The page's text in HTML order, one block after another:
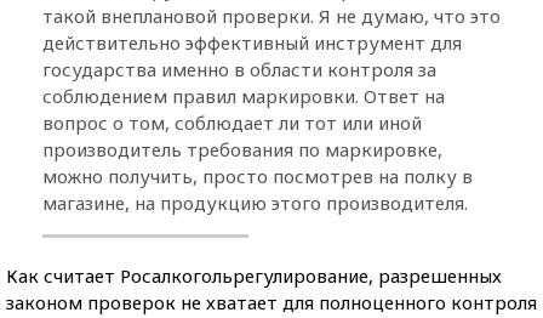
такой внеплановой проверки. Я не думаю, что это
действительно эффективный инструмент для
государства именно в области контроля за
соблюдением правил маркировки. Ответ на
вопрос о том, соблюдает ли тот или иной
производитель требования по маркировке,
можно получить, просто посмотрев на полку в
магазине, на продукцию этого производителя.
Как считает Росалкогольрегулирование, разрешенных
законом проверок не хватает для полноценного контроля